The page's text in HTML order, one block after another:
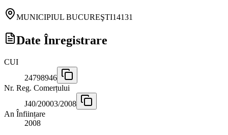
MUNICIPIUL BUCUREŞTI14131
Date Înregistrare
CUI
24798946
Nr. Reg. Comerțului
J40/20003/2008
An Înființare
2008